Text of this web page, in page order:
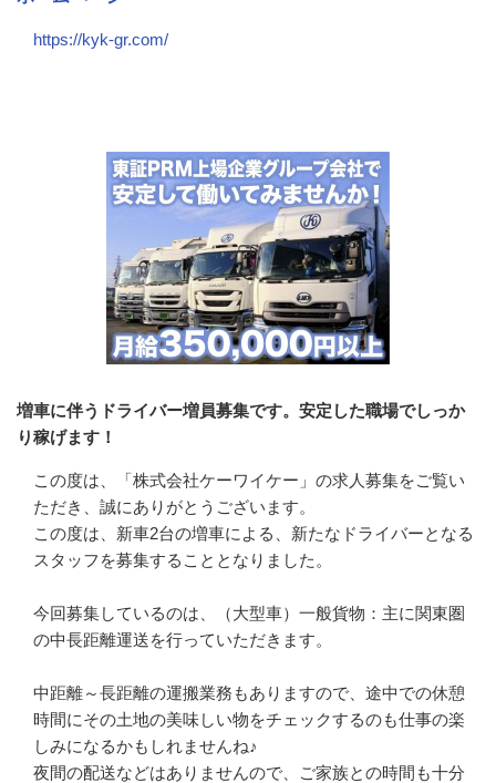
https://kyk-gr.com/
増車に伴うドライバー増員募集です。安定した職場でしっか
り稼げます！
この度は、「株式会社ケーワイケー」の求人募集をご覧い
ただき、誠にありがとうございます。
この度は、新車2台の増車による、新たなドライバーとなる
スタッフを募集することとなりました。
今回募集しているのは、（大型車）一般貨物：主に関東圏
の中長距離運送を行っていただきます。
中距離～長距離の運搬業務もありますので、途中での休憩
時間にその土地の美味しい物をチェックするのも仕事の楽
しみになるかもしれませんね♪
夜間の配送などはありませんので、ご家族との時間も十分